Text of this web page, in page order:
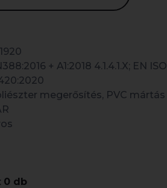
+ A1:2018 4.1.4.1.X; EN ISO
megerősítés, PVC mártás
0 db